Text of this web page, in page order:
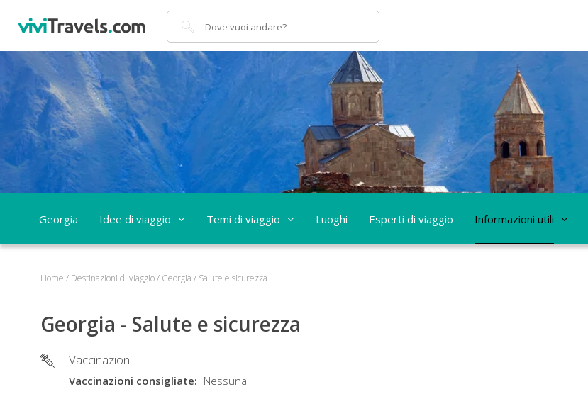
Cerca
Georgia Idee di viaggio Temi di viaggio Luoghi Esperti di viaggio Informazioni utili
Home / Destinazioni di viaggio/ Georgia / Salute e sicurezza
Georgia - Salute e sicurezza
Vaccinazioni
Vaccinazioni consigliate Nessuna